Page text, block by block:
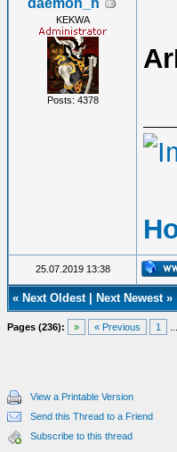
daemon_n
KEKWA
Posts: 4378
25.07.2019 13:38
« Next Oldest| Next Newest»
Pages (236): » « Previous 1
View a Printable Version
Send this Thread to a Friend
Subscribe to this thread